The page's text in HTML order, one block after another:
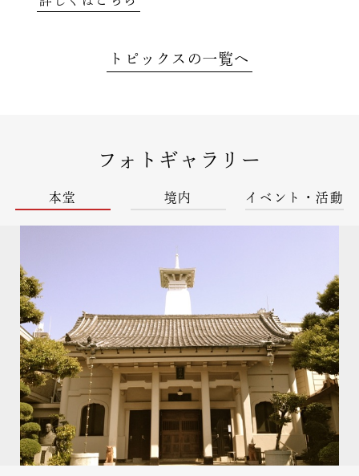
トピックスの一覧へ
フォトギャラリー
本堂 境内 イベント・活動